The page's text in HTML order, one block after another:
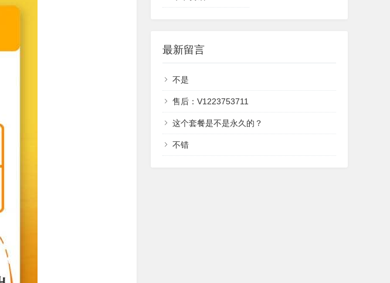
最新留言
不是
售后：V1223753711
这个套餐是不是永久的？
不错